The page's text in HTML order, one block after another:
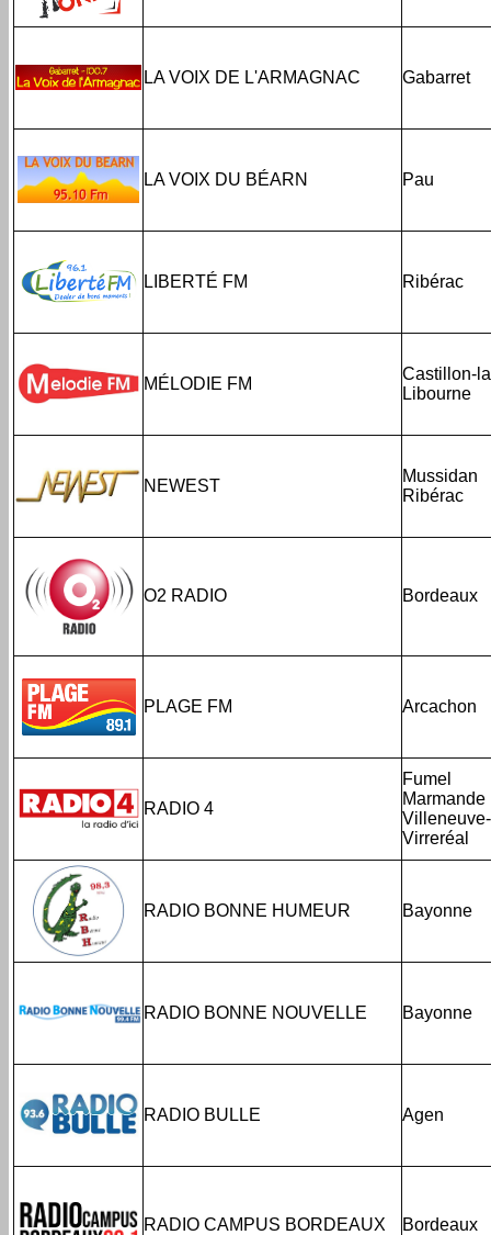
LA VOIX DE L'ARMAGNAC Gabarret
LA VOIX DU BÉARN Pau
LIBERTÉ FM Ribérac
MÉLODIE FM
Castillon-
Libourne
NEWEST
Mussidan
Ribérac
O2 RADIO Bordeaux
PLAGE FM Arcachon
RADIO 4
Fumel
Marmande
Virreréal
RADIO BONNE HUMEUR Bayonne
RADIO BONNE NOUVELLE Bayonne
RADIO BULLE Agen
RADIO CAMPUS BORDEAUX Bordeaux